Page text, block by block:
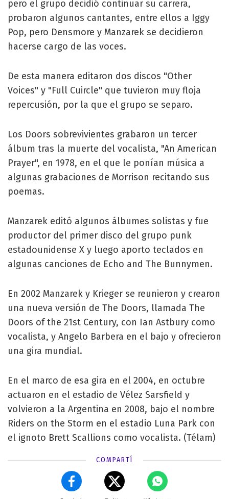
pero el grupo decidió continuar su carrera,
probaron algunos cantantes, entre ellos a Iggy
Pop, pero Densmore y Manzarek se decidieron
hacerse cargo de las voces.
De esta manera editaron dos discos "Other
Voices" y "Full Cuircle" que tuvieron muy floja
repercusión, por la que el grupo se separo.
Los Doors sobrevivientes grabaron un tercer
álbum tras la muerte del vocalista, "An American
Prayer", en 1978, en el que le ponían música a
algunas grabaciones de Morrison recitando sus
poemas.
Manzarek editó algunos álbumes solistas y fue
productor del primer disco del grupo punk
estadounidense X y luego aporto teclados en
algunas canciones de Echo and The Bunnymen.
En 2002 Manzarek y Krieger se reunieron y crearon
una nueva versión de The Doors, llamada The
Doors of the 21st Century, con Ian Astbury como
vocalista, y Angelo Barbera en el bajo y ofrecieron
una gira mundial.
En el marco de esa gira en el 2004, en octubre
actuaron en el estadio de Vélez Sarsfield y
volvieron a la Argentina en 2008, bajo el nombre
Riders on the Storm en el estadio Luna Park con
el ignoto Brett Scallions como vocalista. (Télam)
COMPARTÍ